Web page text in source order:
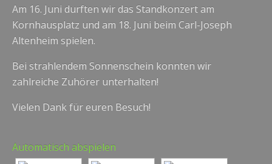
Am 16. Juni durften wir das Standkonzert am
Kornhausplatz und am 18. Juni beim Carl-Joseph
Altenheim spielen.
Bei strahlendem Sonnenschein konnten wir
zahlreiche Zuhörer unterhalten!
Vielen Dank für euren Besuch!
Automatisch abspielen